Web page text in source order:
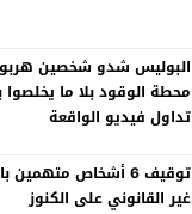
البوليس شدو شخصين
محطة الوقود بلا ما يخلصوا
تداول فيديو الواقعة
توقيف 6 أشخاص متهمين
غير القانوني على الكنوز